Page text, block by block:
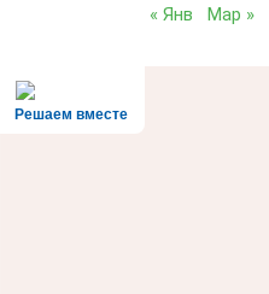
« Янв Мар »
Решаем вместе